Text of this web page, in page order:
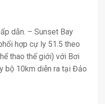
dẫn. – Sunset Bay
hợp cự ly 51.5 theo
thao thế giới) với Bơi
bộ 10km diễn ra tại Đảo